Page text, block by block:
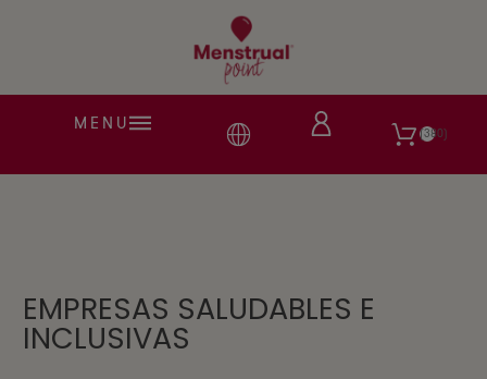
MENU 380
EMPRESAS SALUDABLES E
INCLUSIVAS